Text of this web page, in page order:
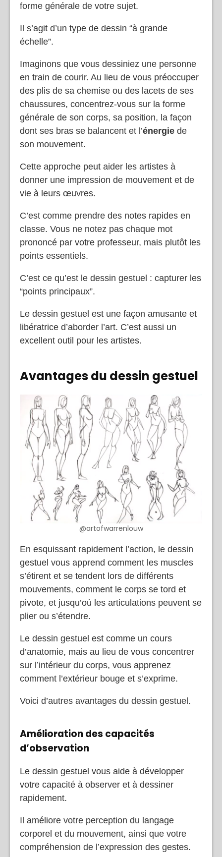
forme générale de votre sujet.
Il s’agit d’un type de dessin “à grande
échelle”.
Imaginons que vous dessiniez une personne
en train de courir. Au lieu de vous préoccuper
des plis de sa chemise ou des lacets de ses
chaussures, concentrez-vous sur la forme
générale de son corps, sa position, la façon
dont ses bras se balancent et l’énergie de
son mouvement.
Cette approche peut aider les artistes à
donner une impression de mouvement et de
vie à leurs œuvres.
C’est comme prendre des notes rapides en
classe. Vous ne notez pas chaque mot
prononcé par votre professeur, mais plutôt les
points essentiels.
C’est ce qu’est le dessin gestuel : capturer les
“points principaux”.
Le dessin gestuel est une façon amusante et
libératrice d’aborder l’art. C’est aussi un
excellent outil pour les artistes.
Avantages du dessin gestuel
@artofwarrenlouw
En esquissant rapidement l’action, le dessin
gestuel vous apprend comment les muscles
s’étirent et se tendent lors de différents
mouvements, comment le corps se tord et
pivote, et jusqu’où les articulations peuvent se
plier ou s’étendre.
Le dessin gestuel est comme un cours
d’anatomie, mais au lieu de vous concentrer
sur l’intérieur du corps, vous apprenez
comment l’extérieur bouge et s’exprime.
Voici d’autres avantages du dessin gestuel.
Amélioration des capacités
d’observation
Le dessin gestuel vous aide à développer
votre capacité à observer et à dessiner
rapidement.
Il améliore votre perception du langage
corporel et du mouvement, ainsi que votre
compréhension de l’expression des gestes.